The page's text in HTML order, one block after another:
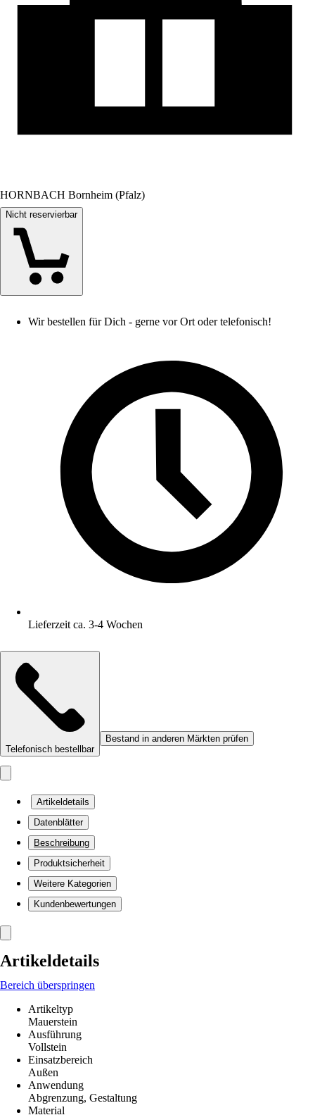
HORNBACH Bornheim (Pfalz)
Nicht reservierbar
Wir bestellen für Dich - gerne vor Ort oder telefonisch!
Lieferzeit ca. 3-4 Wochen
Telefonisch bestellbar
Bestand in anderen Märkten prüfen
Artikeldetails
Datenblätter
Beschreibung
Produktsicherheit
Weitere Kategorien
Kundenbewertungen
Artikeldetails
Bereich überspringen
Artikeltyp
Mauerstein
Ausführung
Vollstein
Einsatzbereich
Außen
Anwendung
Abgrenzung, Gestaltung
Material